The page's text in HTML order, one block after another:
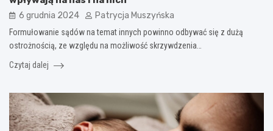
6 grudnia 2024 Patrycja Muszyńska
Formułowanie sądów na temat innych powinno odbywać się z dużą
ostrożnością, ze względu na możliwość skrzywdzenia…
Czytaj dalej